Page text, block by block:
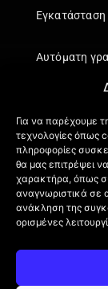
Για να παρέχουμε
τεχνολογίες όπως
πληροφορίες
θα μας επιτρέψει
χαρακτήρα, όπως
αναγνωριστικά σε
ανάκληση της
ορισμένες
Αυτόματη
Πληροφορίες
Πιστοποιήσεις
Όροι Χρήσης
Πολιτική